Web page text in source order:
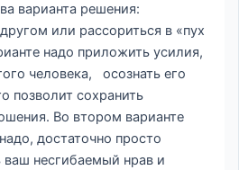
варианта решения:
или рассориться в «пух
надо приложить усилия,
человека, осознать его
позволит сохранить
Во втором варианте
достаточно просто
несгибаемый нрав и